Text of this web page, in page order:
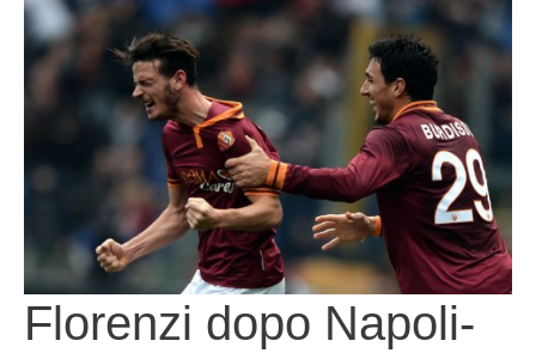
Florenzi dopo Napoli-